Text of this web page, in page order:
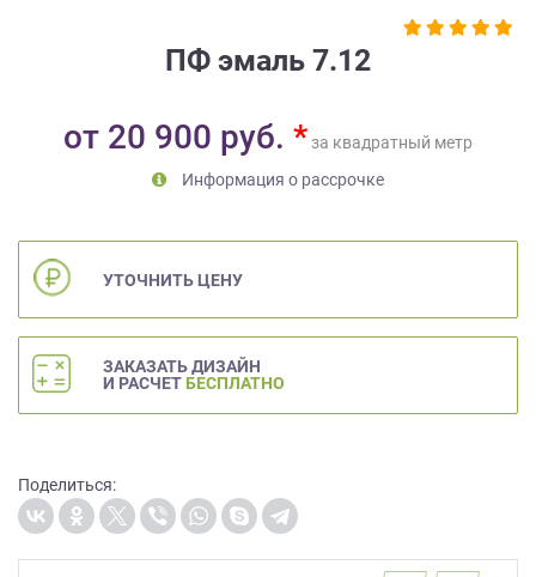
ПФ эмаль 7.12
от 20 900 руб. * за квадратный метр
Информация о рассрочке
УТОЧНИТЬ ЦЕНУ
ЗАКАЗАТЬ ДИЗАЙН
И РАСЧЕТ БЕСПЛАТНО
Поделиться:
персональных
данных
метрическими
программами
порядке
на
обработки
персональных